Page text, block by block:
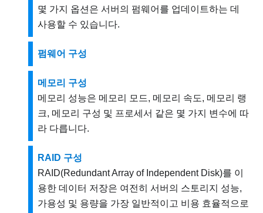
몇 가지 옵션은 서버의 펌웨어를 업데이트하는 데
사용할 수 있습니다.
펌웨어 구성
메모리 구성
메모리 성능은 메모리 모드, 메모리 속도, 메모리 랭
크, 메모리 구성 및 프로세서 같은 몇 가지 변수에 따
라 다릅니다.
RAID 구성
RAID(Redundant Array of Independent Disk)를 이
용한 데이터 저장은 여전히 서버의 스토리지 성능,
가용성 및 용량을 가장 일반적이고 비용 효율적으로